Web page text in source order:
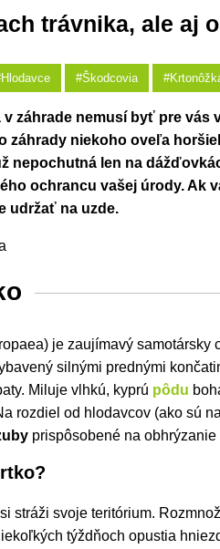
trávnika, ale aj
#Škodcovia
záhrade nemusí byť pre vás
záhrady niekoho oveľa
nepochutná len na
ochrancu vašej úrody. Ak
udržať na uzde.
je zaujímavý samotársky
silnými prednými
Miluje vlhkú, kyprú pôdu
rozdiel od hlodavcov (ako sú
prispôsobené na obhrýzanie
stráži svoje teritórium.
týždňoch opustia